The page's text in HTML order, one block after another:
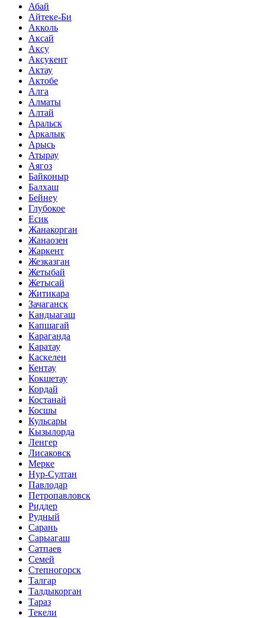
Абай
Айтеке-Би
Акколь
Аксай
Аксу
Аксукент
Актау
Актобе
Алга
Алматы
Алтай
Аральск
Аркалык
Арысь
Атырау
Аягоз
Байконыр
Балхаш
Бейнеу
Глубокое
Есик
Жанакорган
Жанаозен
Жаркент
Жезказган
Жетыбай
Жетысай
Житикара
Зачаганск
Кандыагаш
Капшагай
Караганда
Каратау
Каскелен
Кентау
Кокшетау
Кордай
Костанай
Косшы
Кульсары
Кызылорда
Ленгер
Лисаковск
Мерке
Нур-Султан
Павлодар
Петропавловск
Риддер
Рудный
Сарань
Сарыагаш
Сатпаев
Семей
Степногорск
Талгар
Талдыкорган
Тараз
Текели